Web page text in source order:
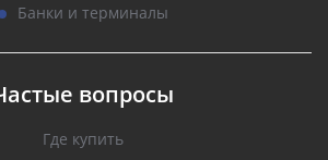
Банки и терминалы
вопросы
Где купить